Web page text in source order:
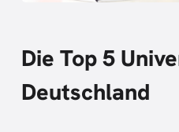
Die Top 5
Deutschland